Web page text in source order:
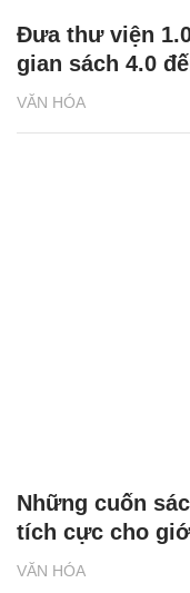
VĂN HÓA
Đưa thư viện
gian sách 4.0
VĂN HÓA
Những cuốn
tích cực cho